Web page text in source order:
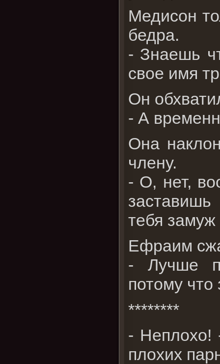
Медисон
бедра.
- Знаешь
свое имя
Он
- А
Она
члену.
- О, нет,
тебя замуж
Ефраим
- Лучше
потому
********
- Неплохо!
плохих